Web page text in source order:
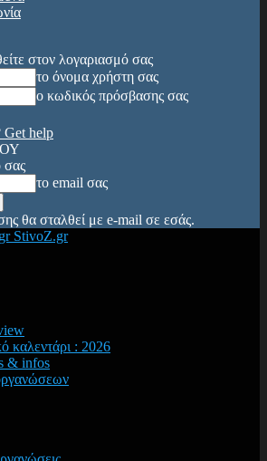
στον λογαριασμό σας
το όνομα χρήστη σας
ο κωδικός πρόσβασης σας
Get help
σας
το email σας
θα σταλθεί με e-mail σε εσάς.
StivoZ.gr
καλεντάρι : 2026
& infos